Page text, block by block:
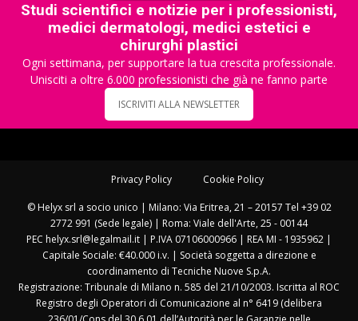
Studi scientifici e notizie per i professionisti,
medici dermatologi, medici estetici e
chirurghi plastici
Ogni settimana, per supportare la tua crescita professionale.
Unisciti a oltre 6.000 professionisti che già ne fanno parte
ISCRIVITI ALLA NEWSLETTER
Privacy Policy Cookie Policy
© Helyx srl a socio unico | Milano: Via Eritrea, 21 – 20157 Tel +39 02
2772 991 (Sede legale) | Roma: Viale dell'Arte, 25 - 00144
PEC helyx.srl@legalmail.it | P.IVA 07106000966 | REA MI - 1935962 |
Capitale Sociale: €40.000 i.v. | Società soggetta a direzione e
coordinamento di Tecniche Nuove S.p.A.
Registrazione: Tribunale di Milano n. 585 del 21/10/2003. Iscritta al ROC
Registro degli Operatori di Comunicazione al n° 6419 (delibera